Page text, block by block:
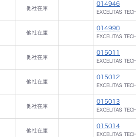
他社在庫
014946
EXCELITAS
他社在庫
014990
EXCELITAS
他社在庫
015011
EXCELITAS
他社在庫
015012
EXCELITAS
他社在庫
015013
EXCELITAS
他社在庫
015014
EXCELITAS